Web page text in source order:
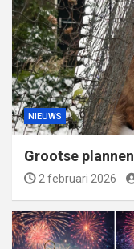
NIEUWS
Grootse plannen
2 februari 2026